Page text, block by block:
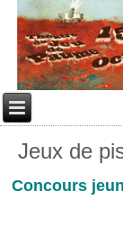
Jeux de
Concours